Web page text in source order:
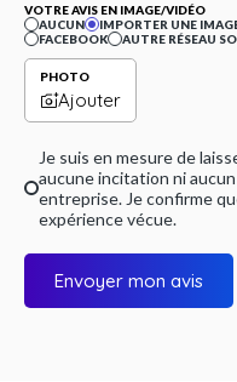
VOTRE AVIS EN IMAGE/VIDÉO
AUCUN
IMPORTER UNE
FACEBOOK
AUTRE RÉSEAU
PHOTO
Ajouter
Je suis en mesure de
aucune incitation ni
entreprise. Je confirme
expérience vécue.
Envoyer mon avis